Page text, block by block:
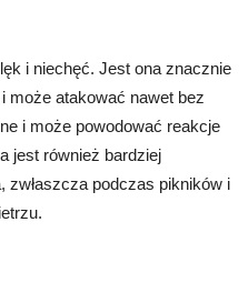
i niechęć. Jest ona znacznie
może atakować nawet bez
i może powodować reakcje
jest również bardziej
zwłaszcza podczas pikników i